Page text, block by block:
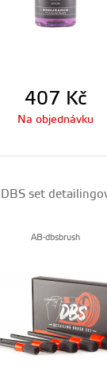
407 Kč
Na objednávku
set
AB-dbsbrush